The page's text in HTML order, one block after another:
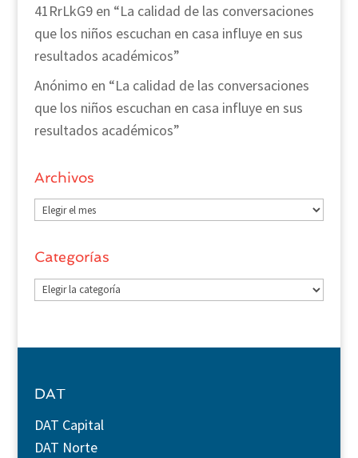
41RrLkG9en “La calidad de las conversaciones
que los niños escuchan en casa influye en sus
resultados académicos”
Anónimo en “La calidad de las conversaciones
que los niños escuchan en casa influye en sus
resultados académicos”
Archivos
Archivos
Categorías
Categorías
DAT
DAT Capital
DAT Norte